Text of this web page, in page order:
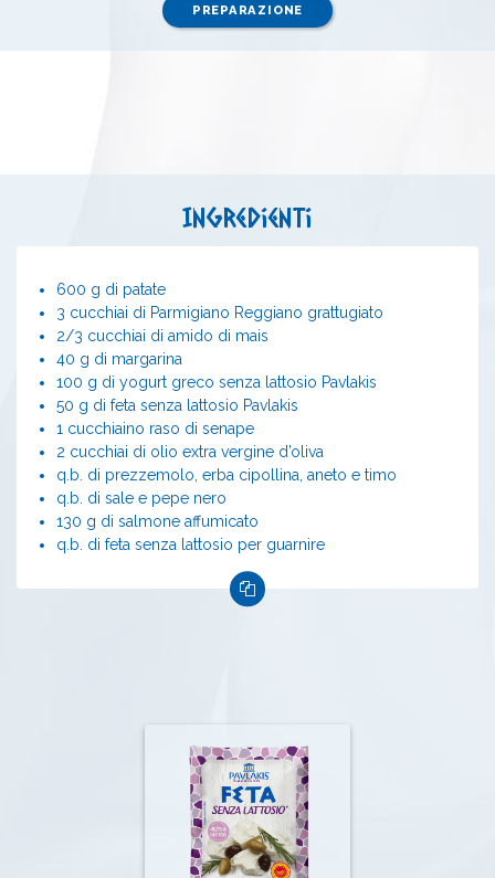
PREPARAZIONE
Ingredienti
600 g di patate
3 cucchiai di Parmigiano Reggiano grattugiato
2/3 cucchiai di amido di mais
40 g di margarina
100 g di yogurt greco senza lattosio Pavlakis
50 g di feta senza lattosio Pavlakis
1 cucchiaino raso di senape
2 cucchiai di olio extra vergine d’oliva
q.b. di prezzemolo, erba cipollina, aneto e timo
q.b. di sale e pepe nero
130 g di salmone affumicato
q.b. di feta senza lattosio per guarnire